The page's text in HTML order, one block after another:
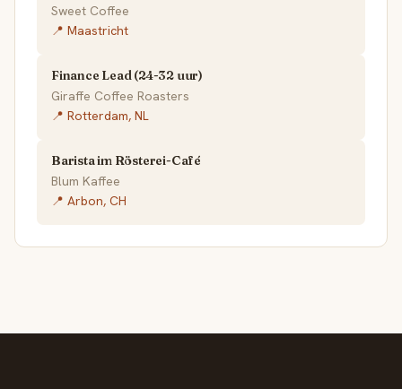
Sweet Coffee
📍 Maastricht
Finance Lead (24-32 uur)
Giraffe Coffee Roasters
📍 Rotterdam, NL
Barista im Rösterei-Café
Blum Kaffee
📍 Arbon, CH